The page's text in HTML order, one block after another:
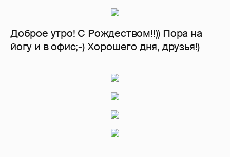
Доброе утро! С Рождеством!!)) Пора на
йогу и в офис;-) Хорошего дня, друзья!)